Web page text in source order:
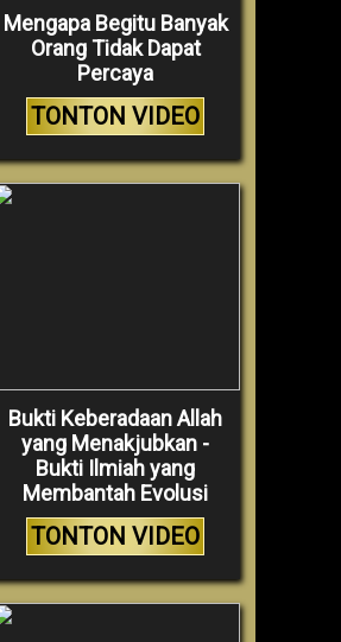
Mengapa Begitu Banyak
Orang Tidak Dapat
Percaya
TONTON VIDEO
Bukti Keberadaan Allah
yang Menakjubkan -
Bukti Ilmiah yang
Membantah Evolusi
TONTON VIDEO